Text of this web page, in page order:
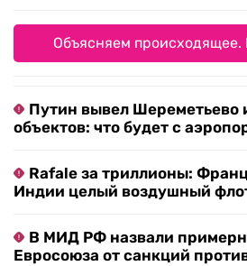
Объясняем происходящее.
Путин вывел Шереметьево
объектов: что будет с
Rafale за триллионы:
Индии целый воздушный
В МИД РФ назвали
Евросоюза от санкций